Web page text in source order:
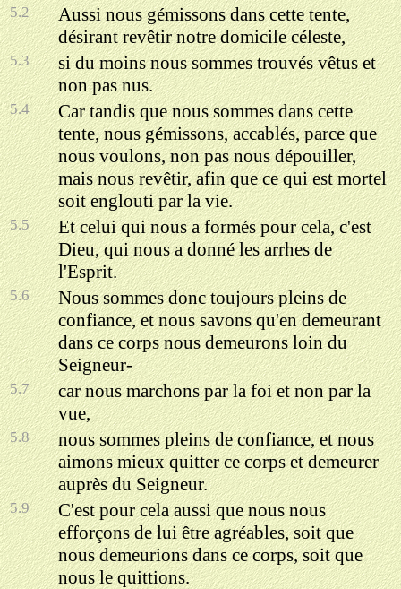
5.2
Aussi nous gémissons dans cette tente,
désirant revêtir notre domicile céleste,
5.3
si du moins nous sommes trouvés vêtus et
non pas nus.
5.4
Car tandis que nous sommes dans cette
tente, nous gémissons, accablés, parce que
nous voulons, non pas nous dépouiller,
mais nous revêtir, afin que ce qui est mortel
soit englouti par la vie.
5.5
Et celui qui nous a formés pour cela, c'est
Dieu, qui nous a donné les arrhes de
l'Esprit.
5.6
Nous sommes donc toujours pleins de
confiance, et nous savons qu'en demeurant
dans ce corps nous demeurons loin du
Seigneur-
5.7
car nous marchons par la foi et non par la
vue,
5.8
nous sommes pleins de confiance, et nous
aimons mieux quitter ce corps et demeurer
auprès du Seigneur.
5.9
C'est pour cela aussi que nous nous
efforçons de lui être agréables, soit que
nous demeurions dans ce corps, soit que
nous le quittions.